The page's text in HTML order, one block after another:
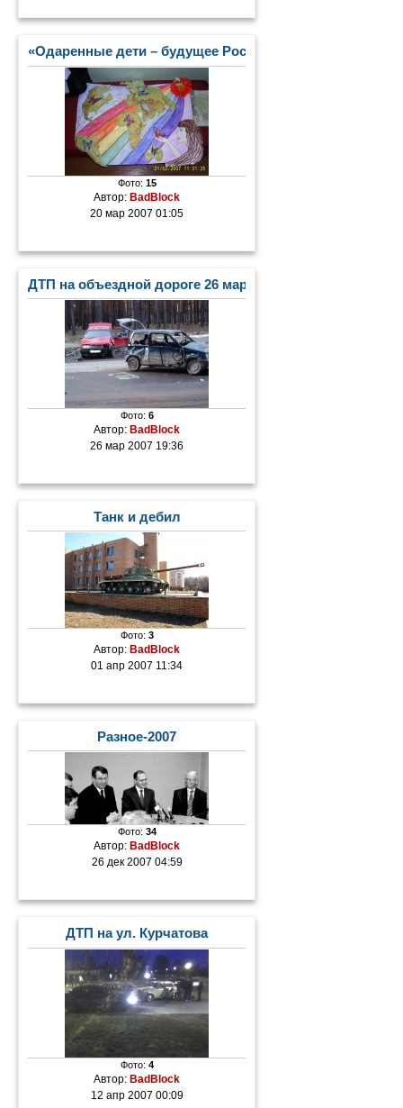
«Одаренные дети – будущее России»
Фото: 15
Автор:BadBlock
20 мар 2007 01:05
ДТП на объездной дороге 26 марта
Фото: 6
Автор: BadBlock
26 мар 2007 19:36
Танк и дебил
Фото: 3
Автор: BadBlock
01 апр 2007 11:34
Разное-2007
Фото: 34
Автор: BadBlock
26 дек 2007 04:59
ДТП на ул. Курчатова
Фото: 4
Автор:BadBlock
12 апр 2007 00:09